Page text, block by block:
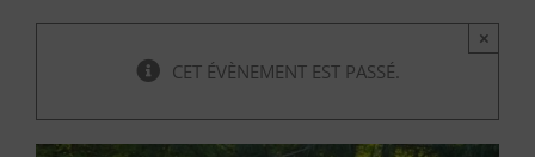
CET ÉVÈNEMENT EST PASSÉ.
×